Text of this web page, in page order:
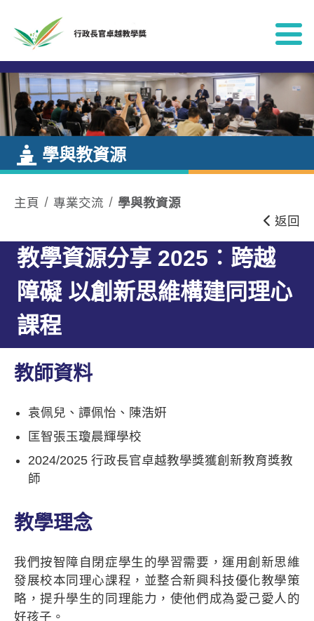
學與教資源
主頁 專業交流
學與教資源
返回
教學資源分享 2025︰跨越
障礙 以創新思維構建同理心
課程
教師資料
袁佩兒、譚佩怡、陳浩姸
匡智張玉瓊晨輝學校
2024/2025 行政長官卓越教學獎獲創新教育獎教
師
教學理念
我們按智障自閉症學生的學習需要，運用創新思維
發展校本同理心課程，並整合新興科技優化教學策
略，提升學生的同理能力，使他們成為愛己愛人的
好孩子。